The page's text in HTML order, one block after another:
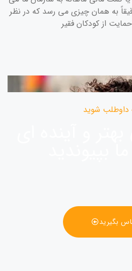
به همان چیزی می رسد که در نظر
از کودکان فقیر
شوید
بگیرید